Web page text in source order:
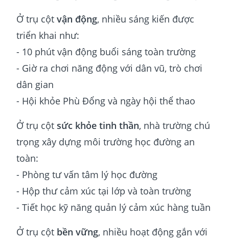
Ở trụ cột vận động, nhiều sáng kiến được
triển khai như:
- 10 phút vận động buổi sáng toàn trường
- Giờ ra chơi năng động với dân vũ, trò chơi
dân gian
- Hội khỏe Phù Đổng và ngày hội thể thao
Ở trụ cột sức khỏe tinh thần, nhà trường chú
trọng xây dựng môi trường học đường an
toàn:
- Phòng tư vấn tâm lý học đường
- Hộp thư cảm xúc tại lớp và toàn trường
- Tiết học kỹ năng quản lý cảm xúc hàng tuần
Ở trụ cột bền vững, nhiều hoạt động gắn với